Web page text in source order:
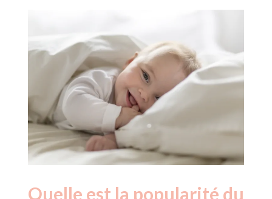
Quelle est la popularité du
Nouveaux-